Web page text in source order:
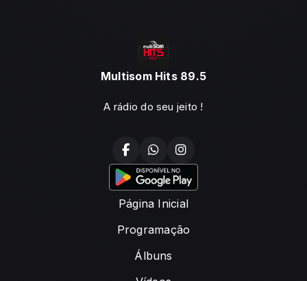
Multisom Hits 89.5
A rádio do seu jeito !
Página Inicial
Programação
Álbuns